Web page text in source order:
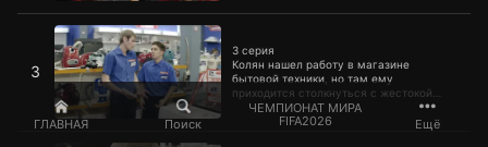
ГЛАВНАЯ Поиск
ЧЕМПИОНАТ МИРА
FIFA2026
Ещё
Ленина. Лера и Анька обсуждают
бывшего, Вадика. С помощью Колиного
дяди пацаны покупают машину скорой
помощи.
3
3 серия
Колян нашел работу в магазине
бытовой техники, но там ему
приходится столкнуться с жестокой
конкуренцией. Антоха и Вован
собираются ехать в Пермь на купленной
машине, но понимают, что в Москве на
3 серия